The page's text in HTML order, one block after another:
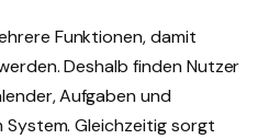
Funktionen, damit
Deshalb finden Nutzer
Aufgaben und
System. Gleichzeitig sorgt